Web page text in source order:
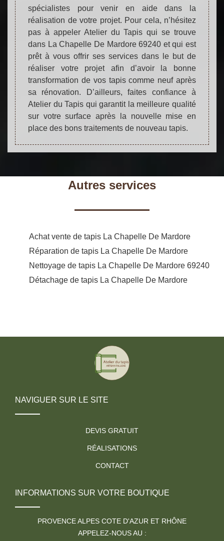
spécialistes pour venir en aide dans la
réalisation de votre projet. Pour cela, n’hésitez
pas à appeler Atelier du Tapis qui se trouve
dans La Chapelle De Mardore 69240 et qui est
prêt à vous offrir ses services dans le but de
réaliser votre projet afin d’avoir la bonne
transformation de vos tapis comme neuf après
sa rénovation. D’ailleurs, faites confiance à
Atelier du Tapis qui garantit la meilleure qualité
sur votre surface après la nouvelle mise en
place des bons traitements de nouveau tapis.
Autres services
Achat vente de tapis La Chapelle De Mardore
Réparation de tapis La Chapelle De Mardore
Nettoyage de tapis La Chapelle De Mardore 69240
Détachage de tapis La Chapelle De Mardore
NAVIGUER SUR LE SITE
DEVIS GRATUIT
RÉALISATIONS
CONTACT
INFORMATIONS SUR VOTRE BOUTIQUE
PROVENCE ALPES COTE D'AZUR ET RHÔNE
APPELEZ-NOUS AU :